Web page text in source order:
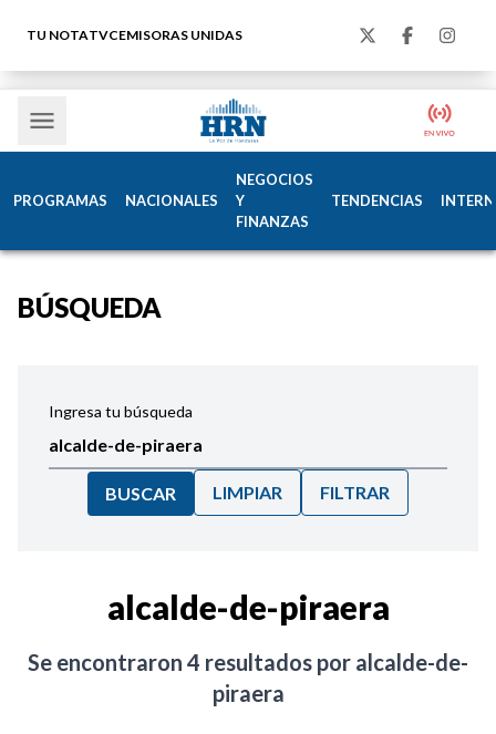
TU NOTATVCEMISORAS UNIDAS
PROGRAMAS NACIONALES
NEGOCIOS
Y
FINANZAS
TENDENCIAS
BÚSQUEDA
Ingresa tu búsqueda
BUSCAR LIMPIAR FILTRAR
alcalde-de-piraera
Se encontraron 4 resultados por alcalde-de-
piraera